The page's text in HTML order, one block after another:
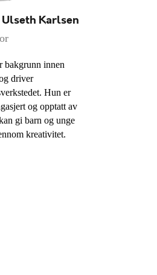
Karlsen
bakgrunn innen
driver
Hun er
og opptatt av
gi barn og unge
kreativitet.